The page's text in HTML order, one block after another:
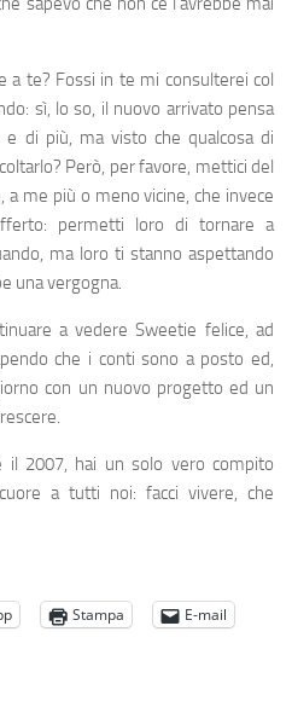
a te? Fossi in te mi consulterei col
sì, lo so, il nuovo arrivato pensa
di più, ma visto che qualcosa di
Però, per favore, mettici del
me più o meno vicine, che invece
permetti loro di tornare a
ma loro ti stanno aspettando
una vergogna.
a vedere Sweetie felice, ad
che i conti sono a posto ed,
con un nuovo progetto ed un
il 2007, hai un solo vero compito
a tutti noi: facci vivere, che
Stampa
E-mail